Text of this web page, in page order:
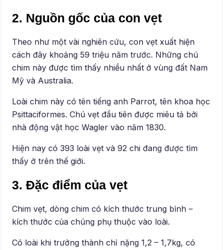
2. Nguồn gốc của con vẹt
Theo như một vài nghiên cứu, con vẹt xuất hiện
cách đây khoảng 59 triệu năm trước. Những chú
chim này được tìm thấy nhiều nhất ở vùng đất Nam
Mỹ và Australia.
Loài chim này có tên tiếng anh Parrot, tên khoa học
Psittaciformes. Chú vẹt đầu tiên được miêu tả bởi
nhà động vật học Wagler vào năm 1830.
Hiện nay có 393 loài vẹt và 92 chi đang được tìm
thấy ở trên thế giới.
3. Đặc điểm của vẹt
Chim vẹt, dòng chim có kích thước trung bình –
kích thước của chúng phụ thuộc vào loài.
Có loài khi trưởng thành chỉ nặng 1,2 – 1,7kg, có